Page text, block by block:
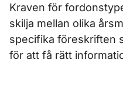
Kraven för
skilja mellan olika
specifika föreskriften
för att få rätt